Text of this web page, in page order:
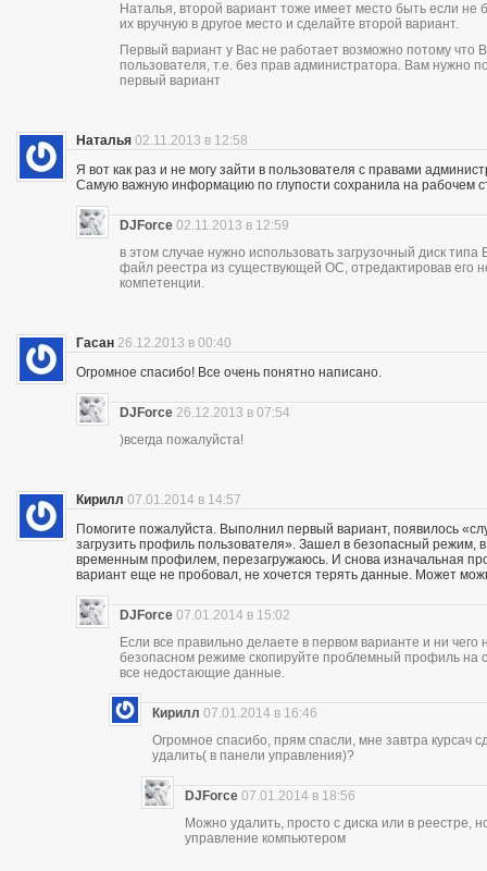
Наталья, второй вариант тоже имеет место быть если не
их вручную в другое место и сделайте второй вариант.
Первый вариант у Вас не работает возможно потому что
пользователя, т.е. без прав администратора. Вам нужно
первый вариант
Наталья 02.11.2013 в 12:58
Я вот как раз и не могу зайти в пользователя с правами
Самую важную информацию по глупости сохранила на рабочем
DJForce 02.11.2013 в 12:59
в этом случае нужно использовать загрузочный диск
файл реестра из существующей ОС, отредактировав его
компетенции.
Гасан 26.12.2013 в 00:40
Огромное спасибо! Все очень понятно написано.
DJForce 26.12.2013 в 07:54
)всегда пожалуйста!
Кирилл 07.01.2014 в 14:57
Помогите пожалуйста. Выполнил первый вариант, появилось
загрузить профиль пользователя». Зашел в безопасный режим,
временным профилем, перезагружаюсь. И снова изначальная
вариант еще не пробовал, не хочется терять данные. Может
DJForce 07.01.2014 в 15:02
Если все правильно делаете в первом варианте и ни
безопасном режиме скопируйте проблемный профиль на
все недостающие данные.
Кирилл 07.01.2014 в 16:46
Огромное спасибо, прям спасли, мне завтра курсач
удалить( в панели управления)?
DJForce 07.01.2014 в 18:56
Можно удалить, просто с диска или в реестре,
управление компьютером